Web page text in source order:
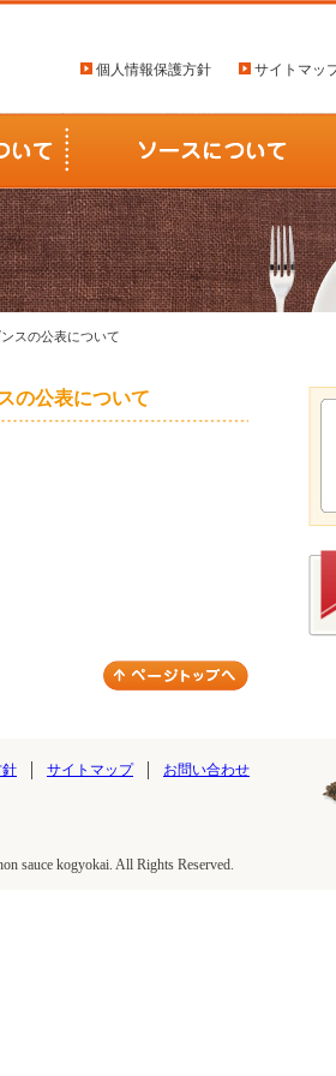
個人情報保護方針 サイトマッ
スの公表について
の公表について
サイトマップ
お問い合わせ
sauce kogyokai. All Rights Reserved.